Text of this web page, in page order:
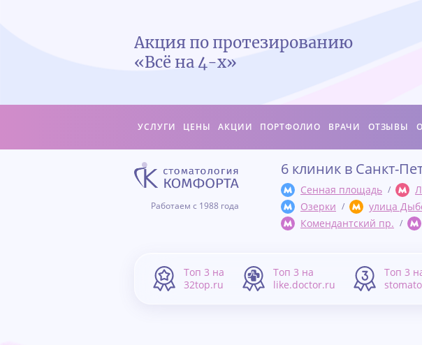
Акция по протезированию
«Всё на 4-х»
УСЛУГИ ЦЕНЫ АКЦИИ ПОРТФОЛИО ВРАЧИ ОТЗЫВЫ
Работаем с 1988 года
6 клиник в Санкт-
Сенная площадь
Озерки
улица
Комендантский пр.
Топ 3 на
32top.ru
Топ 3 на
like.doctor.ru
Топ 3